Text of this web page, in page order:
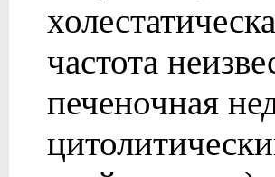
частота
печеночная